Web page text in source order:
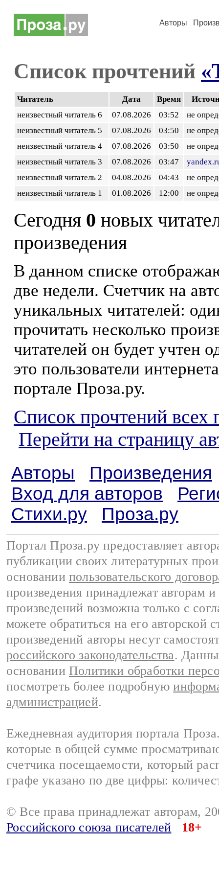
Авторы
Список прочтений
Читатель Дата Время
неизвестный читатель 6
07.08.2026 03:52
не
неизвестный читатель 5
07.08.2026 03:50
не
неизвестный читатель 4
07.08.2026 03:50
не
неизвестный читатель 3
07.08.2026 03:47
неизвестный читатель 2
04.08.2026 04:43
не
неизвестный читатель 1
01.08.2026 12:00 не
Сегодня 0 новых
произведения
В данном списке
две недели. Счетчик на
уникальных читателей:
прочитать несколько
читателей он будет учтен
это пользователи
портале Проза.ру.
Список прочтений всех
Перейти на страницу
Авторы
Произведения
Вход для авторов
Стихи.ру
Проза.ру
Портал Проза.ру предоставляет
публикации своих литературных
основании пользовательского
произведения принадлежат авторам
произведений возможна только с
можете обратиться на его авторской
произведений авторы несут
российского законодательства.
основании Политики обработки
посмотреть более подробную
администрацией.
Ежедневная аудитория портала
которые в общей сумме
счетчика посещаемости, который
графе указано по две цифры:
© Все права принадлежат авторам,
Российского союза писателей
18+